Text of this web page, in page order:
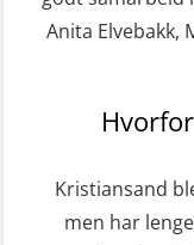
inkl.
sivile
inkl.
Kombi
STCW
STCW
(MSE112)
STCW
Anita Elvebakk,
Kristiansand
men har